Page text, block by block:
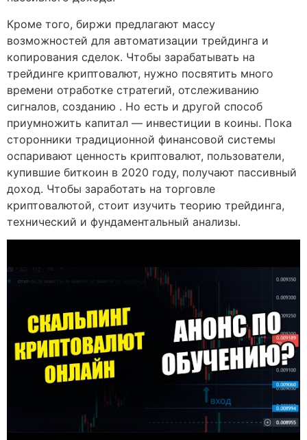
Кроме того, биржи предлагают массу
возможностей для автоматизации трейдинга и
копирования сделок. Чтобы зарабатывать на
трейдинге криптовалют, нужно посвятить много
времени отработке стратегий, отслеживанию
сигналов, созданию . Но есть и другой способ
приумножить капитал — инвестиции в коины. Пока
сторонники традиционной финансовой системы
оспаривают ценность криптовалют, пользователи,
купившие биткоин в 2020 году, получают пассивный
доход. Чтобы заработать на торговле
криптовалютой, стоит изучить теорию трейдинга,
технический и фундаментальный анализы.